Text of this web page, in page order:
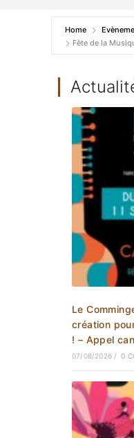
Home
Fête de la
Le
création
! – Appel
07/08/2026 / 0